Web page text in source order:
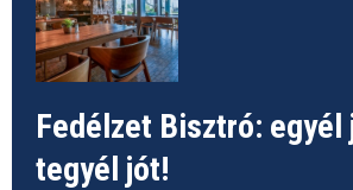
Fedélzet Bisztró: egyél
tegyél jót!